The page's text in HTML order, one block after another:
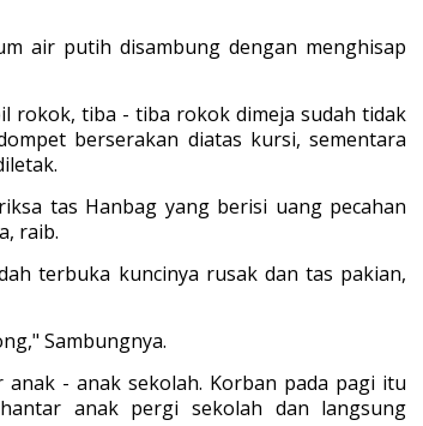
air putih disambung dengan menghisap
rokok, tiba - tiba rokok dimeja sudah tidak
berserakan diatas kursi, sementara
tas Hanbag yang berisi uang pecahan
raib.
terbuka kuncinya rusak dan tas pakian,
Sambungnya.
- anak sekolah. Korban pada pagi itu
anak pergi sekolah dan langsung